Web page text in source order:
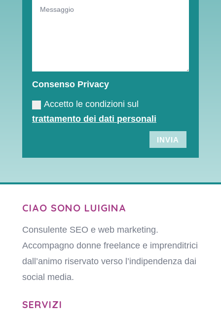
Consenso Privacy
Accetto le condizioni sul
trattamento dei dati personali
INVIA
CIAO SONO LUIGINA
Consulente SEO e web marketing.
Accompagno donne freelance e imprenditrici
dall’animo riservato verso l’indipendenza dai
social media.
SERVIZI